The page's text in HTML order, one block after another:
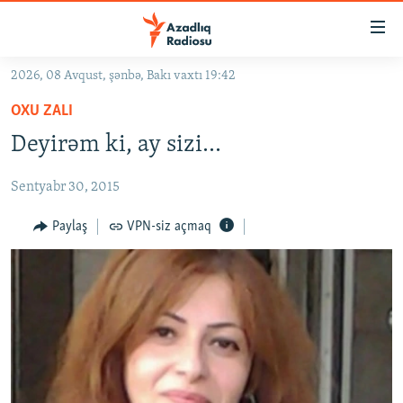
Əsas
qayıt
Əsas
naviqasiyaya
qayıt
KORRUPSIOMETR
#ƏSLINDƏ
FƏRQƏ BAX
QANUNI DOĞRU
ARAŞDIRMA
MULTIMEDIA
FOTOQALEREYA
RADIO ARXIV
HAQQIMIZDA
2026, 08 Avqust, şənbə, Bakı vaxtı 19:42
OXU ZALI
Deyirəm ki, ay sizi...
Sentyabr 30, 2015
Paylaş VPN-siz açmaq